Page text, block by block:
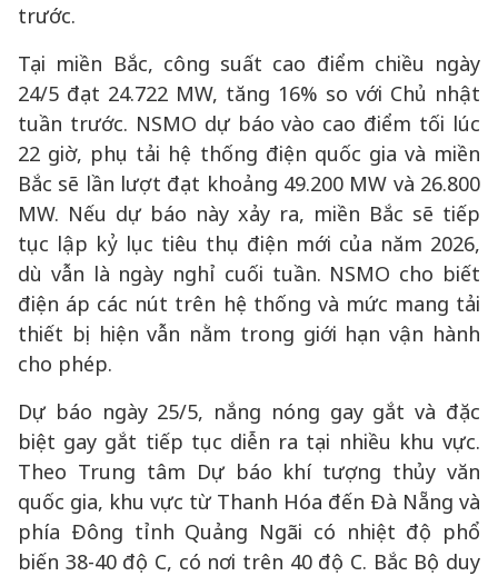
trước.
Tại miền Bắc, công suất cao điểm chiều ngày
24/5 đạt 24.722 MW, tăng 16% so với Chủ nhật
tuần trước. NSMO dự báo vào cao điểm tối lúc
22 giờ, phụ tải hệ thống điện quốc gia và miền
Bắc sẽ lần lượt đạt khoảng 49.200 MW và 26.800
MW. Nếu dự báo này xảy ra, miền Bắc sẽ tiếp
tục lập kỷ lục tiêu thụ điện mới của năm 2026,
dù vẫn là ngày nghỉ cuối tuần. NSMO cho biết
điện áp các nút trên hệ thống và mức mang tải
thiết bị hiện vẫn nằm trong giới hạn vận hành
cho phép.
Dự báo ngày 25/5, nắng nóng gay gắt và đặc
biệt gay gắt tiếp tục diễn ra tại nhiều khu vực.
Theo Trung tâm Dự báo khí tượng thủy văn
quốc gia, khu vực từ Thanh Hóa đến Đà Nẵng và
phía Đông tỉnh Quảng Ngãi có nhiệt độ phổ
biến 38-40 độ C, có nơi trên 40 độ C. Bắc Bộ duy